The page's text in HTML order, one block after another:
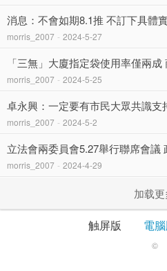
消息：不會如期8.1推 不訂下具體
morris_2007 - 2024-5-27
「三無」大廈指定袋使用率僅兩
morris_2007 - 2024-5-25
卓永興：一定要有市民大眾共識
morris_2007 - 2024-5-2
立法會兩委員會5.27舉行聯席會議
morris_2007 - 2024-4-29
加载
触屏版 電
©